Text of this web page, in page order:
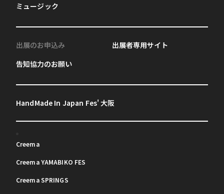
ミュージック
出展のお申込み
告知協力のお願い
出展者専用サイト
HandMade In Japan Fes' 大阪
Creema
Creema YAMABIKO FES
Creema SPRINGS